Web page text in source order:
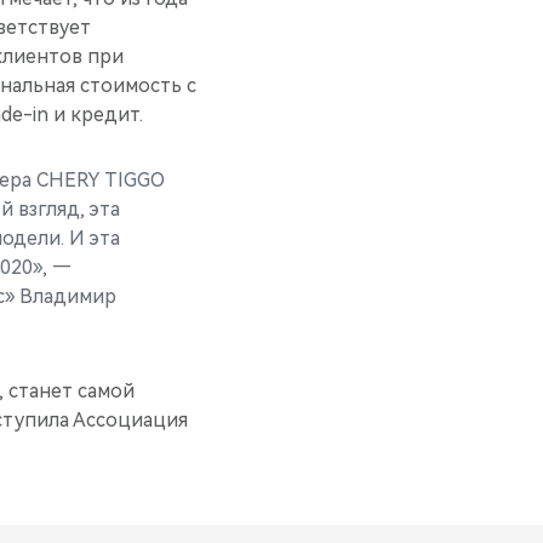
при
стоимость с
in и кредит.
CHERY TIGGO
взгляд, эта
И эта
—
Владимир
самой
Ассоциация